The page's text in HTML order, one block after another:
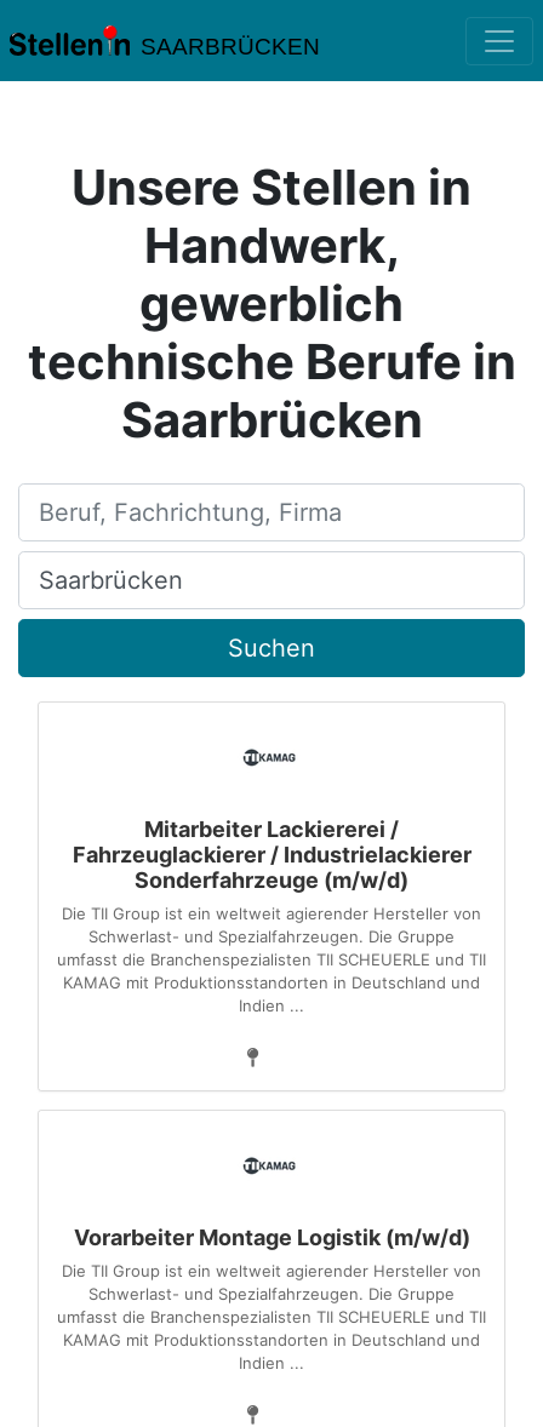
SAARBRÜCKEN
Unsere Stellen in
Handwerk,
gewerblich
technische Berufe in
Saarbrücken
Beruf, Fachrichtung, Firma
Ort, Stadt
Suchen
Mitarbeiter Lackiererei /
Fahrzeuglackierer / Industrielackierer
Sonderfahrzeuge (m/w/d)
Die TII Group ist ein weltweit agierender Hersteller von
Schwerlast- und Spezialfahrzeugen. Die Gruppe
umfasst die Branchenspezialisten TII SCHEUERLE und TII
KAMAG mit Produktionsstandorten in Deutschland und
Indien ...
Vorarbeiter Montage Logistik (m/w/d)
Die TII Group ist ein weltweit agierender Hersteller von
Schwerlast- und Spezialfahrzeugen. Die Gruppe
umfasst die Branchenspezialisten TII SCHEUERLE und TII
KAMAG mit Produktionsstandorten in Deutschland und
Indien ...